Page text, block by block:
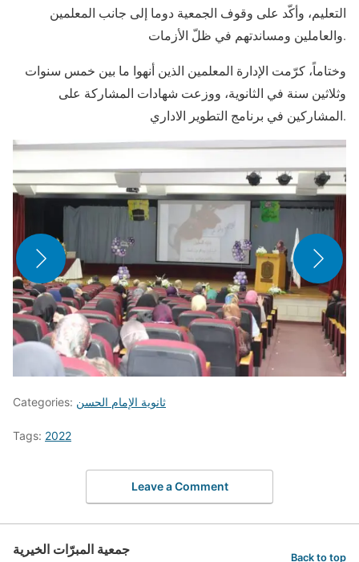
التعليم، وأكّد على وقوف الجمعية دوما إلى جانب المعلمين
والعاملين ومساندتهم في ظلّ الأزمات.
وختاماً، كرّمت الإدارة المعلمين الذين أنهوا ما بين خمس سنوات
وثلاثين سنة في الثانوية، ووزعت شهادات المشاركة على
المشاركين في برنامج التطوير الاداري.
Categories: ثانوية الإمام الحسن
Tags: 2022
Leave a Comment
جمعية المبرّات الخيرية Back to top